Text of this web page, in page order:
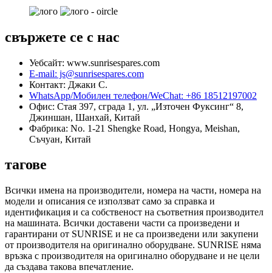
свържете се с нас
Уебсайт: www.sunrisespares.com
E-mail: js@sunrisespares.com
Контакт: Джаки С.
WhatsApp/Мобилен телефон/WeChat: +86 18512197002
Офис: Стая 397, сграда 1, ул. „Източен Фуксинг“ 8,
Джиншан, Шанхай, Китай
Фабрика: No. 1-21 Shengke Road, Hongya, Meishan,
Съчуан, Китай
тагове
Всички имена на производители, номера на части, номера на
модели и описания се използват само за справка и
идентификация и са собственост на съответния производител
на машината. Всички доставени части са произведени и
гарантирани от SUNRISE и не са произведени или закупени
от производителя на оригинално оборудване. SUNRISE няма
връзка с производителя на оригинално оборудване и не цели
да създава такова впечатление.